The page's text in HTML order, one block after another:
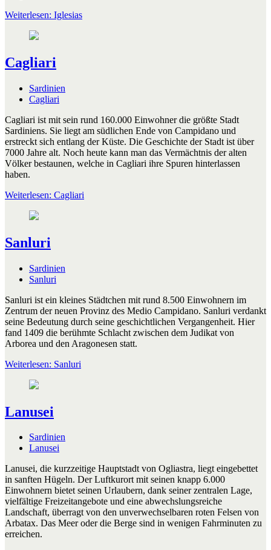
Weiterlesen: Iglesias
Cagliari
Sardinien
Cagliari
Cagliari ist mit sein rund 160.000 Einwohner die größte Stadt
Sardiniens. Sie liegt am südlichen Ende von Campidano und
erstreckt sich entlang der Küste. Die Geschichte der Stadt ist über
7000 Jahre alt. Noch heute kann man das Vermächtnis der alten
Völker bestaunen, welche in Cagliari ihre Spuren hinterlassen
haben.
Weiterlesen: Cagliari
Sanluri
Sardinien
Sanluri
Sanluri ist ein kleines Städtchen mit rund 8.500 Einwohnern im
Zentrum der neuen Provinz des Medio Campidano. Sanluri verdankt
seine Bedeutung durch seine geschichtlichen Vergangenheit. Hier
fand 1409 die berühmte Schlacht zwischen dem Judikat von
Arborea und den Aragonesen statt.
Weiterlesen: Sanluri
Lanusei
Sardinien
Lanusei
Lanusei, die kurzzeitige Hauptstadt von Ogliastra, liegt eingebettet
in sanften Hügeln. Der Luftkurort mit seinen knapp 6.000
Einwohnern bietet seinen Urlaubern, dank seiner zentralen Lage,
vielfältige Freizeitangebote und eine abwechslungsreiche
Landschaft, überragt von den unverwechselbaren roten Felsen von
Arbatax. Das Meer oder die Berge sind in wenigen Fahrminuten zu
erreichen.